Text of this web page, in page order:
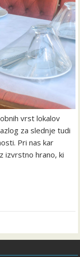
vrst lokalov
za slednje tudi
Pri nas kar
izvrstno hrano, ki